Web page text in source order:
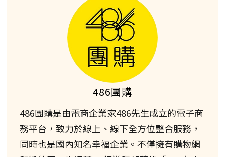
486團購
486團購是由電商企業家486先生成立的電子商
務平台，致力於線上、線下全方位整合服務，
同時也是國內知名幸福企業。不僅擁有購物網